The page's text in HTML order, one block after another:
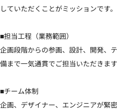
していただくことがミッションです。
■担当工程（業務範囲）
企画段階からの参画、設計、開発、
備まで一気通貫でご担当いただきます
■チーム体制
企画、デザイナー、エンジニアが緊